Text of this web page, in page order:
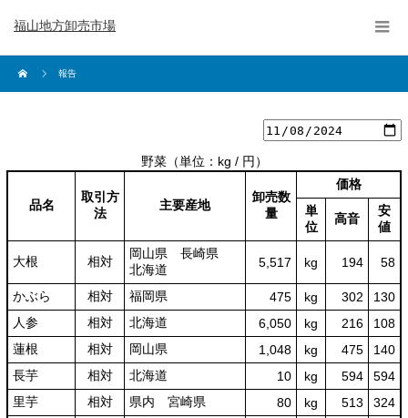
福山地方卸売市場
報告
野菜（単位：kg / 円）
品名
取引方
法
主要産地
卸売数
量
価格
単
位
高音
安
値
大根 相対
岡山県 長崎県
北海道
5,517 kg 194 58
かぶら 相対 福岡県 475 kg 302
130
人参
相対 北海道 6,050 kg 216
108
蓮根
相対 岡山県 1,048 kg 475
140
長芋
相対 北海道 10 kg 594
594
里芋
相対 県内 宮崎県 80 kg 513 324